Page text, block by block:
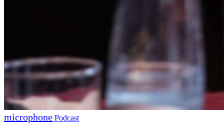
Podcast